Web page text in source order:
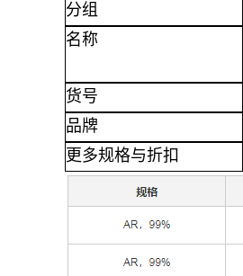
分组
名称
货号
品牌
更多规格与折扣